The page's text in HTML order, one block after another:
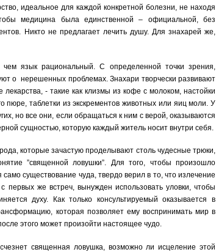
идеальное для каждой конкретной болезни, не находя
медицина была единственной – официальной, без
Никто не предлагает лечить душу. Для знахарей же,
чем язык рациональный. С определенной точки зрения,
о нерешенных проблемах. Знахари творчески развивают
- такие как клизмы из кофе с молоком, настойки
пюре, таблетки из экскрементов животных или яиц моли. У
но все они, если обращаться к ним с верой, оказываются
сущностью, которую каждый житель носит внутри себя.
которые зачастую проделывают столь чудесные трюки,
”священной ловушки”. Для того, чтобы произошло
существование чуда, твердо верил в то, что излечение
первых же встреч, вынужден использовать уловки, чтобы
духу. Как только консультируемый оказывается в
которая позволяет ему воспринимать мир в
этого может произойти настоящее чудо.
священная ловушка, возможно ли исцеление этой